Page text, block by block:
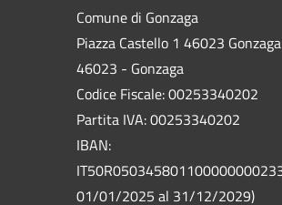
Comune di Gonzaga
Piazza Castello 1 46023
46023 - Gonzaga
Codice Fiscale: 00253340202
Partita IVA: 00253340202
IBAN:
01/01/2025 al 31/12/2029)